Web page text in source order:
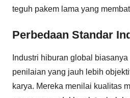
teguh pakem lama yang
Perbedaan Standar
Industri hiburan global
penilaian yang jauh lebih
karya. Mereka menilai kualitas